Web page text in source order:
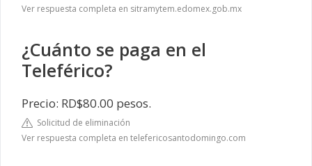
Ver respuesta completa en sitramytem.edomex.gob.mx
¿Cuánto se paga en el
Teleférico?
Precio: RD$80.00 pesos.
Solicitud de eliminación
Ver respuesta completa en telefericosantodomingo.com